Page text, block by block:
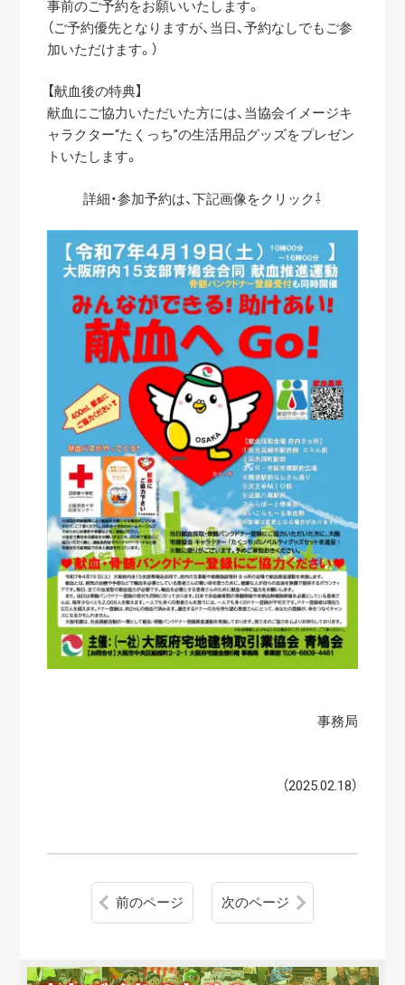
事前のご予約をお願いいたします。
（ご予約優先となりますが、当日、予約なしでもご参
加いただけます。）
【献血後の特典】
献血にご協力いただいた方には、当協会イメージキ
ャラクター“たくっち”の生活用品グッズをプレゼン
トいたします。
詳細・参加予約は、下記画像をクリック⇩
事務局
（2025.02.18）
前のページ 次のページ